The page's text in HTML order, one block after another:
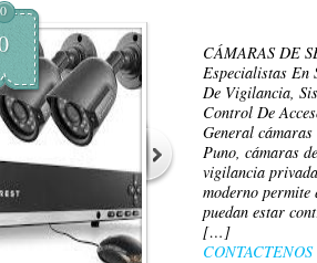
0
CÁMARAS DE
Especialistas En
De Vigilancia,
Control De
General
Puno, cámaras
vigilancia
moderno permite
puedan estar
[…]
CONTACTENOS